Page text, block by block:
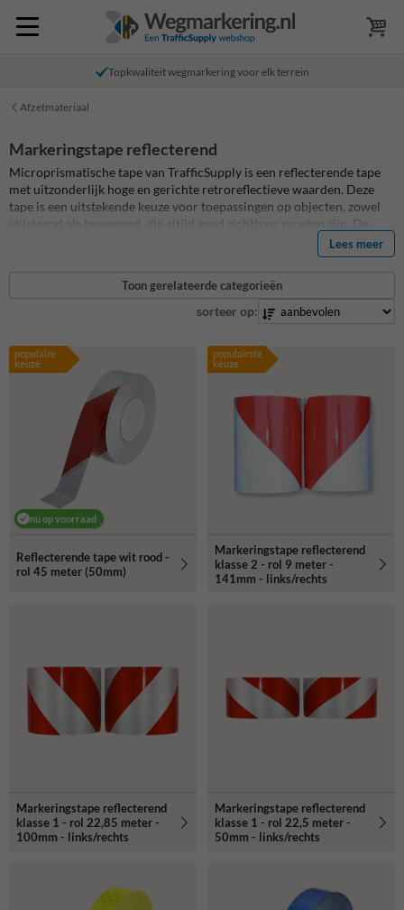
Topkwaliteit wegmarkering voor elk terrein
Afzetmateriaal
Markeringstape reflecterend
Microprismatische tape van TrafficSupply is een reflecterende tape
met uitzonderlijk hoge en gerichte retroreflectieve waarden. Deze
tape is een uitstekende keuze voor toepassingen op objecten, zowel
stilstaand als bewegend, die altijd goed zichtbaar moeten zijn. De
microprismatische technologie zorgt ervoor dat licht effectief wordt
teruggekaatst, wat bijdraagt aan verhoogde veiligheid en
zichtbaarheid.
Lees meer
Toon gerelateerde categorieën
sorteer op:
populaire
keuze
nu op voorraad
Reflecterende tape wit rood -
rol 45 meter (50mm)
populairste
keuze
Markeringstape reflecterend
klasse 2 - rol 9 meter -
141mm - links/rechts
Markeringstape reflecterend
klasse 1 - rol 22,85 meter -
100mm - links/rechts
Markeringstape reflecterend
klasse 1 - rol 22,5 meter -
50mm - links/rechts